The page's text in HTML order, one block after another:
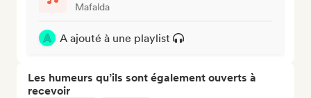
Mafalda
A ajouté à une playlist
Les humeurs qu’ils sont également ouverts à
recevoir